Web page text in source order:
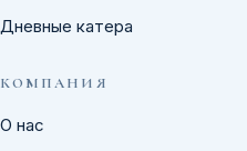
Дневные катера
КОМПАНИЯ
О нас